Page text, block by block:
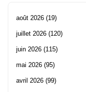
août 2026 (19)
juillet 2026 (120)
juin 2026 (115)
mai 2026 (95)
avril 2026 (99)